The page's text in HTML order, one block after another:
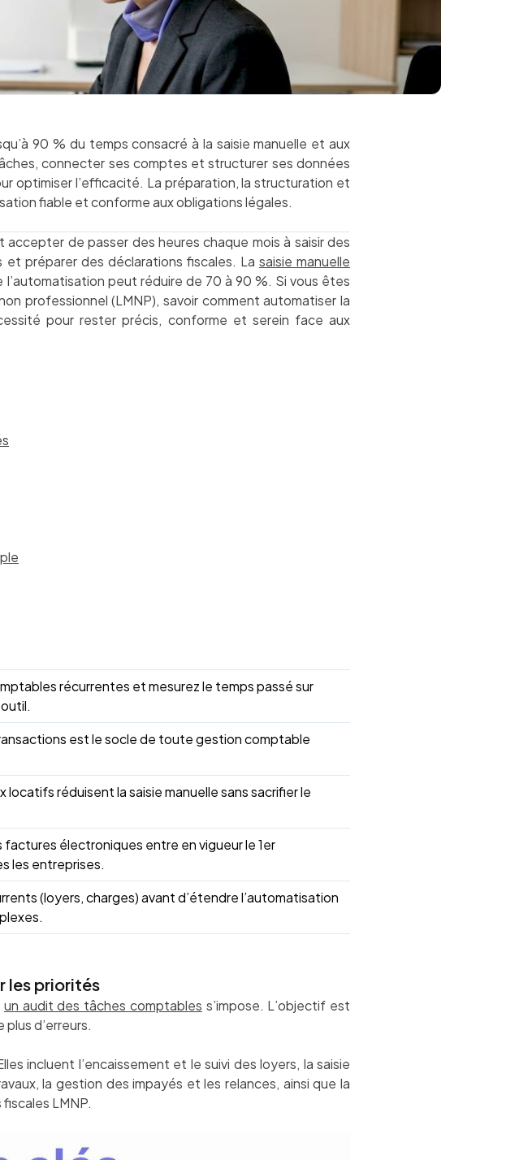
90 % du temps consacré à la saisie manuelle et aux
connecter ses comptes et structurer ses données
optimiser l’efficacité. La préparation, la structuration et
fiable et conforme aux obligations légales.
de passer des heures chaque mois à saisir des
préparer des déclarations fiscales. La saisie manuelle
l’automatisation peut réduire de 70 à 90 %. Si vous êtes
professionnel (LMNP), savoir comment automatiser la
pour rester précis, conforme et serein face aux
récurrentes et mesurez le temps passé sur
est le socle de toute gestion comptable
locatifs réduisent la saisie manuelle sans sacrifier le
électroniques entre en vigueur le 1er
les entreprises.
(loyers, charges) avant d’étendre l’automatisation
les priorités
un audit des tâches comptables s’impose. L’objectif est
d’erreurs.
incluent l’encaissement et le suivi des loyers, la saisie
la gestion des impayés et les relances, ainsi que la
LMNP.